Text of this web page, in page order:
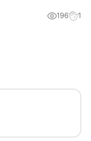
196 1